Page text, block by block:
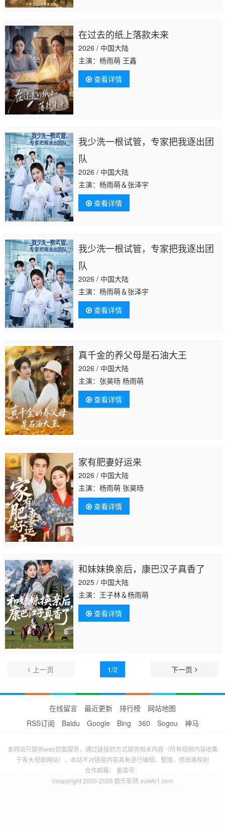
在过去的纸上落款未来
2026 / 中国大陆
主演：杨雨萌 王鑫
查看详情
我少洗一根试管，专家把我逐出团
队
2026 / 中国大陆
主演：杨雨萌＆张泽宇
查看详情
我少洗一根试管，专家把我逐出团
队
2026 / 中国大陆
主演：杨雨萌＆张泽宇
查看详情
真千金的养父母是石油大王
2026 / 中国大陆
主演：张昊旸 杨雨萌
查看详情
家有肥妻好运来
2026 / 中国大陆
主演：杨雨萌 张昊旸
查看详情
和妹妹换亲后，康巴汉子真香了
2025 / 中国大陆
主演：王子林＆杨雨萌
查看详情
上一页 1/2 下一页
在线留言 最近更新 排行榜
网站地图
RSS订阅
Baidu Google Bing 360 Sogou 神马
本网站只提供web页面服务，通过链接的方式提供相关内容（所有视频内容收集
于各大视频网站），本站不对链接内容具有进行编辑、整理、修改等权利
合作邮箱： 备案号：
©copyright 2020-2026 欧乐影院 ouletv1.com